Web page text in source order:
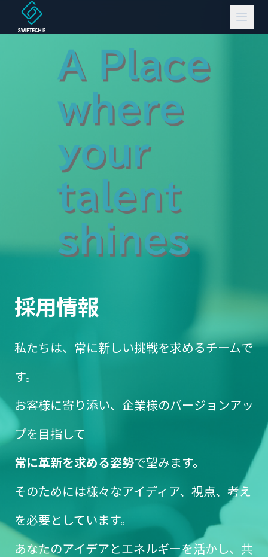
自社プロダクト
システムソリューション
検索 お問い合わせ
採用情報
私たちは、常に新しい挑戦を求めるチームで
す。
お客様に寄り添い、企業様のバージョンアッ
プを目指して
常に革新を求める姿勢で望みます。
そのためには様々なアイディア、視点、考え
を必要としています。
あなたのアイデアとエネルギーを活かし、共